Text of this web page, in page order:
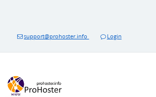
support@prohoster.info Login